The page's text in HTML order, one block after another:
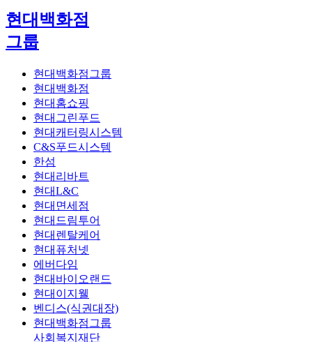
현대백화점
그룹
현대백화점그룹
현대백화점
현대홈쇼핑
현대그린푸드
현대캐터링시스템
C&S푸드시스템
한섬
현대리바트
현대L&C
현대면세점
현대드림투어
현대렌탈케어
현대퓨처넷
에버다임
현대바이오랜드
현대이지웰
벤디스(식권대장)
현대백화점그룹
사회복지재단